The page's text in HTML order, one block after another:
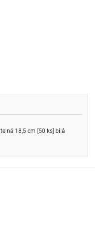
18,5 cm [50 ks] bílá